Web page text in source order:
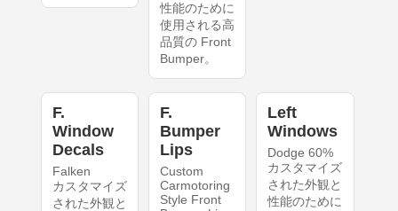
性能のために
使用される高
品質の Front
Bumper。
F.
Window
Decals
Falken
カスタマイズ
された外観と
F.
Bumper
Lips
Custom
Carmotoring
Style Front
Left
Windows
Dodge 60%
カスタマイズ
された外観と
性能のために